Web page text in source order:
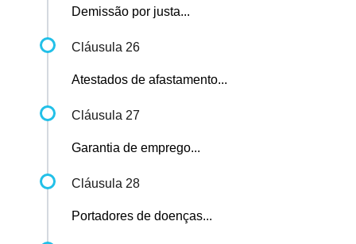
Demissão por justa...
Cláusula 26
Atestados de afastamento...
Cláusula 27
Garantia de emprego...
Cláusula 28
Portadores de doenças...